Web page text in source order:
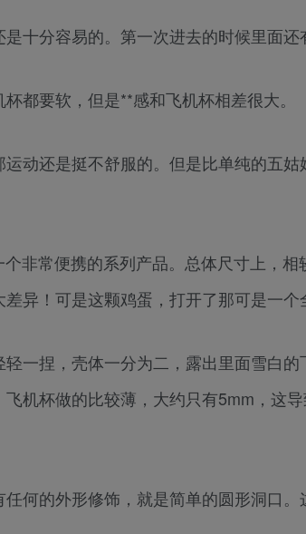
十分容易的。第一次进去的时候里面还
都要软，但是**感和飞机杯相差很大。
动还是挺不舒服的。但是比单纯的五
非常便携的系列产品。总体尺寸上，相
异！可是这颗鸡蛋，打开了那可是一个
一捏，壳体一分为二，露出里面雪白
机杯做的比较薄，大约只有5mm，这
何的外形修饰，就是简单的圆形洞口